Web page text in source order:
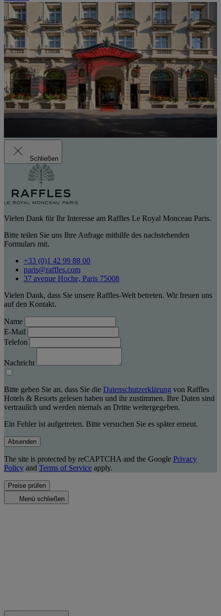
Schließen
Vielen Dank für Ihr Interesse am Raffles Le Royal Monceau Paris.
Bitte teilen Sie uns Ihre Anfrage mithilfe des nachstehenden
Formulars mit.
+33 (0)1 42 99 88 00
paris@raffles.com
37 avenue Hoche, Paris 75008
Vielen Dank, dass Sie unsere Raffles-Welt betreten. Wir freuen uns
auf den Kontakt.
Name
E-Mail
Telefon
Nachricht
Bitte geben Sie an, dass Sie die Datenschutzerklärung von Raffles
Hotels & Resorts gelesen haben und ihr zustimmen. Ihre Daten sind
vertraulich und werden niemals an Dritte weitergegeben.
Ein Fehler ist aufgetreten. Bitte versuchen Sie es später erneut.
Absenden
The site is protected by reCAPTCHA and the Google Privacy
Policy and Terms of Service apply.
Preise prüfen
Menü schließen